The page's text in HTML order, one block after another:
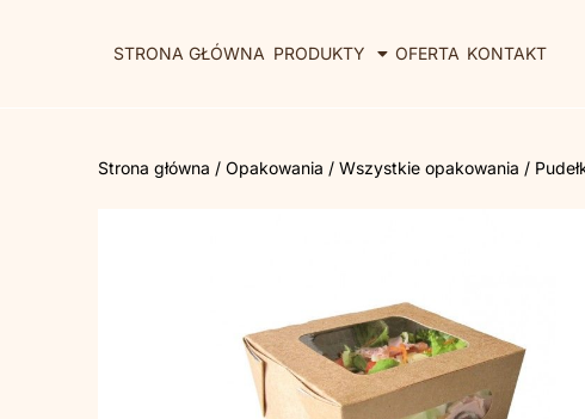
STRONA GŁÓWNA PRODUKTY OFERTA KONTAKT
Strona główna / Opakowania / Wszystkie opakowania /